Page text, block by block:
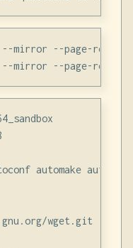
--mirror --page-
automake
wget.git